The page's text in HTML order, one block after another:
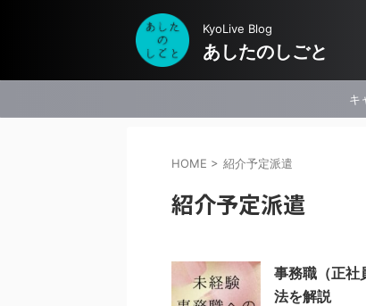
KyoLive Blog
あしたのしごと
キ
HOME > 紹介予定派遣
紹介予定派遣
事務職（正社
法を解説